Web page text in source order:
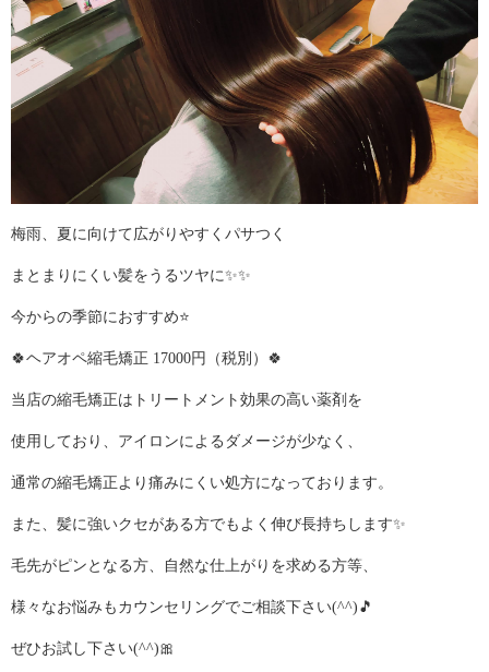
梅雨、夏に向けて広がりやすくパサつく
まとまりにくい髪をうるツヤに✨✨
今からの季節におすすめ⭐️
🍀ヘアオペ縮毛矯正 17000円（税別）🍀
当店の縮毛矯正はトリートメント効果の高い薬剤を
使用しており、アイロンによるダメージが少なく、
通常の縮毛矯正より痛みにくい処方になっております。
また、髪に強いクセがある方でもよく伸び長持ちします✨
毛先がピンとなる方、自然な仕上がりを求める方等、
様々なお悩みもカウンセリングでご相談下さい(^^)🎵
ぜひお試し下さい(^^)🎀